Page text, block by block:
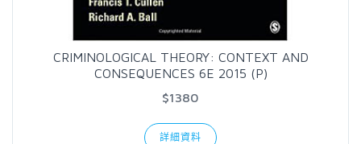
CRIMINOLOGICAL THEORY: CONTEXT AND
CONSEQUENCES 6E 2015 (P)
$1380
詳細資料